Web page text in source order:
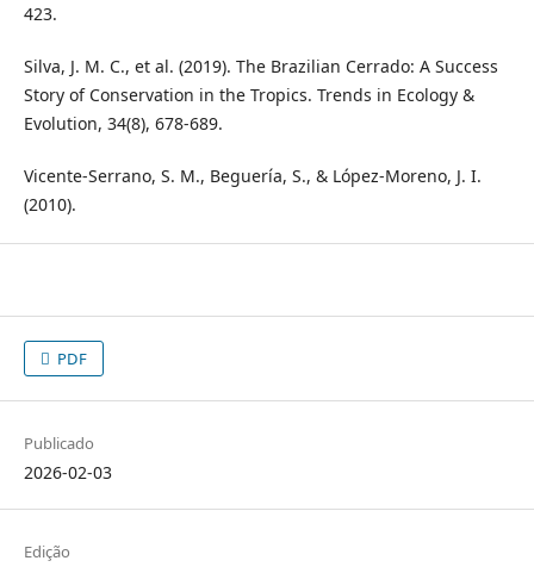
423.
Silva, J. M. C., et al. (2019). The Brazilian Cerrado: A Success
Story of Conservation in the Tropics. Trends in Ecology &
Evolution, 34(8), 678-689.
Vicente-Serrano, S. M., Beguería, S., & López-Moreno, J. I.
(2010).
PDF
Publicado
2026-02-03
Edição